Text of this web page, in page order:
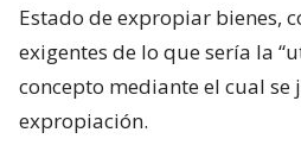
Estado de expropiar bienes,
exigentes de lo que sería la
concepto mediante el cual se
expropiación.